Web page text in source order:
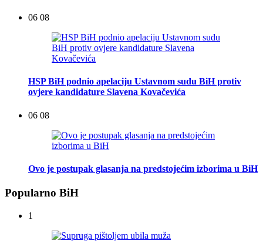
06 08
HSP BiH podnio apelaciju Ustavnom sudu BiH protiv
ovjere kandidature Slavena Kovačevića
06 08
Ovo je postupak glasanja na predstojećim izborima u BiH
Popularno BiH
1